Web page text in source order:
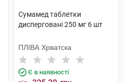
Сумамед таблетки
дисперговані 250 мг 6 шт
ПЛІВА Хрватска
Є в наявності